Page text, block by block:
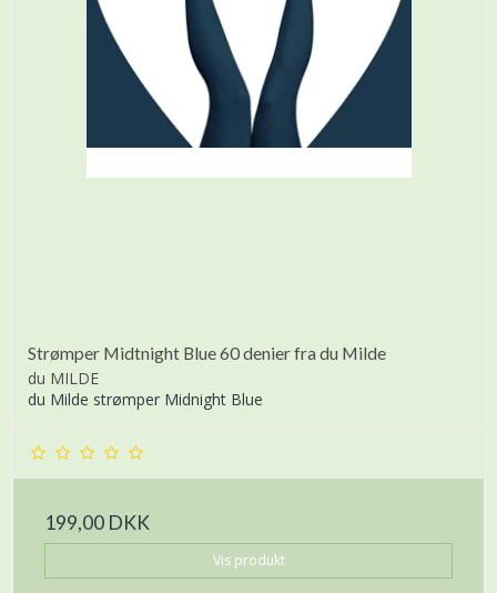
Strømper Midtnight Blue 60 denier fra du Milde
du MILDE
du Milde strømper Midnight Blue
199,00 DKK
Vis produkt